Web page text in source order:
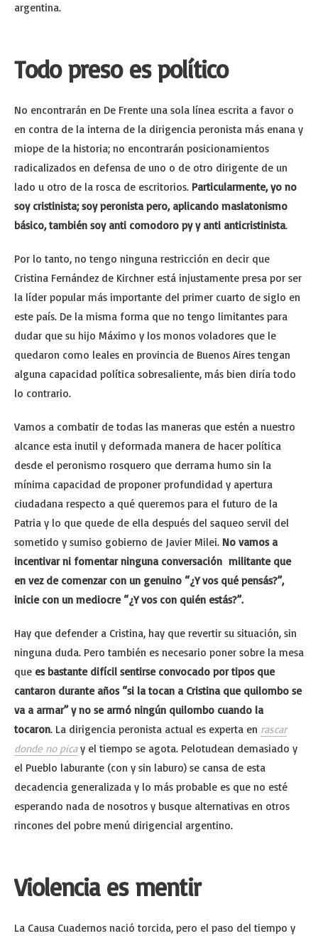
argentina.
Todo preso es político
No encontrarán en De Frente una sola línea escrita a favor o
en contra de la interna de la dirigencia peronista más enana y
miope de la historia; no encontrarán posicionamientos
radicalizados en defensa de uno o de otro dirigente de un
lado u otro de la rosca de escritorios. Particularmente, yo no
soy cristinista; soy peronista pero, aplicando maslatonismo
básico, también soy anti comodoro py y anti anticristinista.
Por lo tanto, no tengo ninguna restricción en decir que
Cristina Fernández de Kirchner está injustamente presa por ser
la líder popular más importante del primer cuarto de siglo en
este país. De la misma forma que no tengo limitantes para
dudar que su hijo Máximo y los monos voladores que le
quedaron como leales en provincia de Buenos Aires tengan
alguna capacidad política sobresaliente, más bien diría todo
lo contrario.
Vamos a combatir de todas las maneras que estén a nuestro
alcance esta inutil y deformada manera de hacer política
desde el peronismo rosquero que derrama humo sin la
mínima capacidad de proponer profundidad y apertura
ciudadana respecto a qué queremos para el futuro de la
Patria y lo que quede de ella después del saqueo servil del
sometido y sumiso gobierno de Javier Milei. No vamos a
incentivar ni fomentar ninguna conversación militante que
en vez de comenzar con un genuino “¿Y vos qué pensás?”,
inicie con un mediocre “¿Y vos con quién estás?”.
Hay que defender a Cristina, hay que revertir su situación, sin
ninguna duda. Pero también es necesario poner sobre la mesa
que es bastante difícil sentirse convocado por tipos que
cantaron durante años “si la tocan a Cristina que quilombo se
va a armar” y no se armó ningún quilombo cuando la
tocaron. La dirigencia peronista actual es experta en rascar
donde no picay el tiempo se agota. Pelotudean demasiado y
el Pueblo laburante (con y sin laburo) se cansa de esta
decadencia generalizada y lo más probable es que no esté
esperando nada de nosotros y busque alternativas en otros
rincones del pobre menú dirigencial argentino.
Violencia es mentir
La Causa Cuadernos nació torcida, pero el paso del tiempo y